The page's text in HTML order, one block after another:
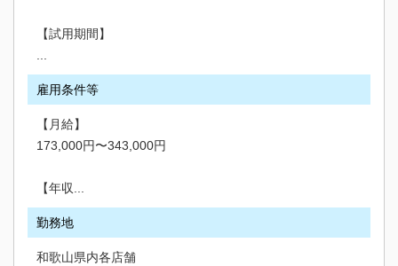
【試用期間】
雇用条件等
【月給】
173,000円〜343,000円
【年収...
勤務地
和歌山県内各店舗